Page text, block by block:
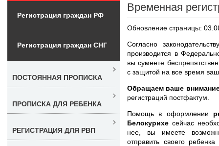
Временная
Обновление страницы:
Согласно
производится в
вы сумеете
с защитой на все время
Обращаем ваше
регистраций постфактум.
Помощь в оформлении
Белокурихе сейчас
нее, вы имеете
отправить своего
Регистрация граждан РФ
Регистрация граждан СНГ
ПОСТОЯННАЯ ПРОПИСКА
ПРОПИСКА ДЛЯ РЕБЕНКА
РЕГИСТРАЦИЯ ДЛЯ РВП